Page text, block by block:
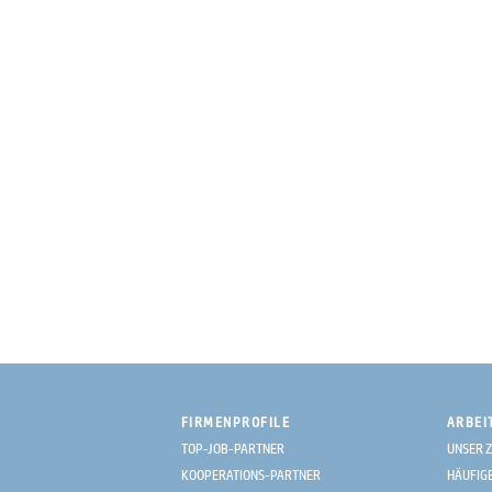
FIRMENPROFILE
TOP-JOB-PARTNER
KOOPERATIONS-PARTNER
UNSER